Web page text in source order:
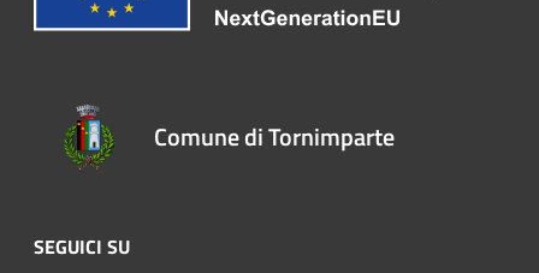
Comune di Tornimparte
SEGUICI SU